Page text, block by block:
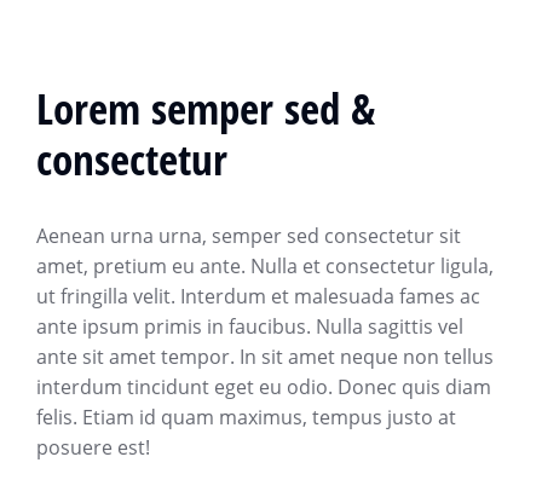
Lorem semper sed &
consectetur
Aenean urna urna, semper sed consectetur sit
amet, pretium eu ante. Nulla et consectetur ligula,
ut fringilla velit. Interdum et malesuada fames ac
ante ipsum primis in faucibus. Nulla sagittis vel
ante sit amet tempor. In sit amet neque non tellus
interdum tincidunt eget eu odio. Donec quis diam
felis. Etiam id quam maximus, tempus justo at
posuere est!